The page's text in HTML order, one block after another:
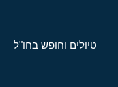
טיולים וחופש בחו"ל